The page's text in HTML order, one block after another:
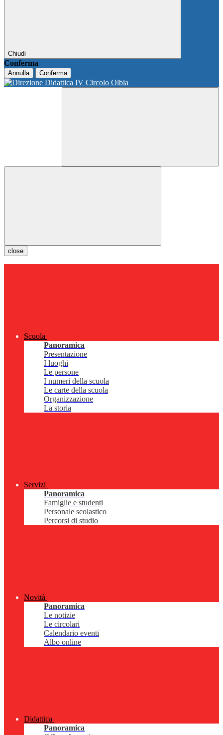
Chiudi
Conferma
Annulla Conferma
close
Scuola
Panoramica
Presentazione
I luoghi
Le persone
I numeri della scuola
Le carte della scuola
Organizzazione
La storia
Servizi
Panoramica
Famiglie e studenti
Personale scolastico
Percorsi di studio
Novità
Panoramica
Le notizie
Le circolari
Calendario eventi
Albo online
Didattica
Panoramica